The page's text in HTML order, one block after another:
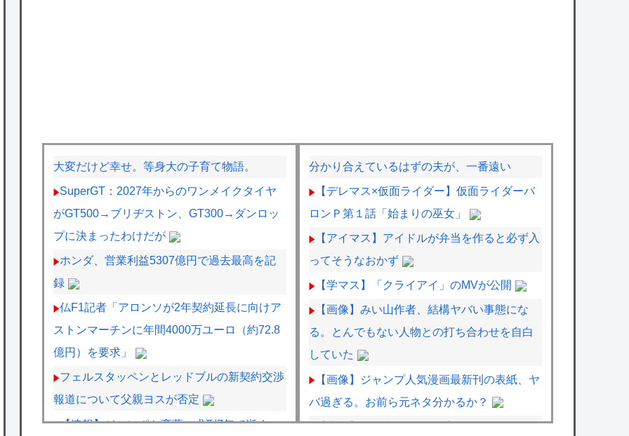
大変だけど幸せ。等身大の子育て物語。
SuperGT：2027年からのワンメイクタイヤ
がGT500→ブリヂストン、GT300→ダンロッ
プに決まったわけだが
ホンダ、営業利益5307億円で過去最高を記
録
仏F1記者「アロンソが2年契約延長に向けア
ストンマーチンに年間4000万ユーロ（約72.8
億円）を要求」
フェルスタッペンとレッドブルの新契約交渉
報道について父親ヨスが否定
【速報】ジャンポケ斎藤、求刑7年で逝く。
分かり合えているはずの夫が、一番遠い
【デレマス×仮面ライダー】仮面ライダーバ
ロンＰ第１話「始まりの巫女」
【アイマス】アイドルが弁当を作ると必ず入
ってそうなおかず
【学マス】「クライアイ」のMVが公開
【画像】みい山作者、結構ヤバい事態にな
る。とんでもない人物との打ち合わせを自白
していた
【画像】ジャンプ人気漫画最新刊の表紙、ヤ
バ過ぎる。お前ら元ネタ分かるか？
【悲報】週刊少年ジャンプさん、ついに100